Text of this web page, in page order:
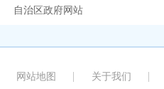
自治区政府网站
网站地图 关于我们